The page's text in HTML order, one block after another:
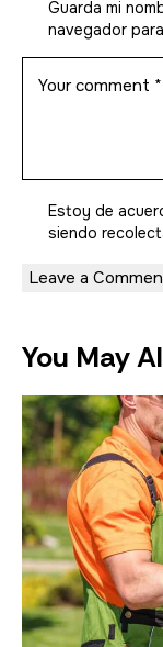
Guarda mi
navegador
Estoy de
siendo
You May